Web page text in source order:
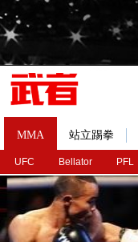
MMA
UFC Bellator PFL
站立踢拳